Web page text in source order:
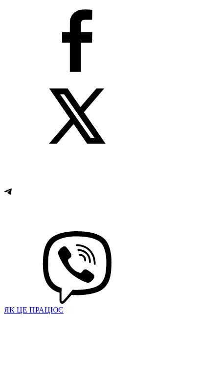
ЯК ЦЕ ПРАЦЮЄ